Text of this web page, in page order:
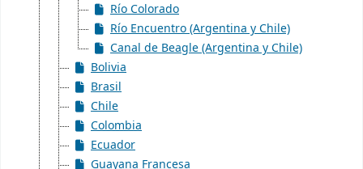
Río Colorado
Río Encuentro (Argentina y Chile)
Canal de Beagle (Argentina y Chile)
Bolivia
Brasil
Chile
Colombia
Ecuador
Guayana Francesa